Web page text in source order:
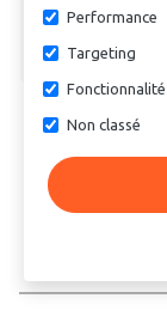
À partir de
Performance
Targeting
Fonctionnalité
Non classé